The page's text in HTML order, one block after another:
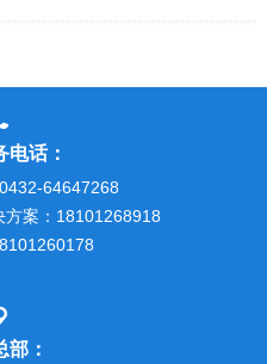
电话：
64647268
方案：18101268918
部：